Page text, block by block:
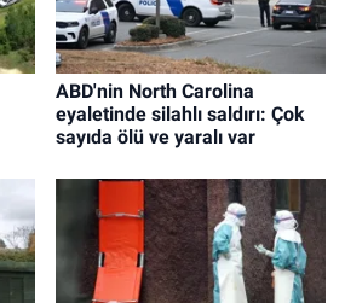
ABD'nin North Carolina
eyaletinde silahlı saldırı: Çok
sayıda ölü ve yaralı var